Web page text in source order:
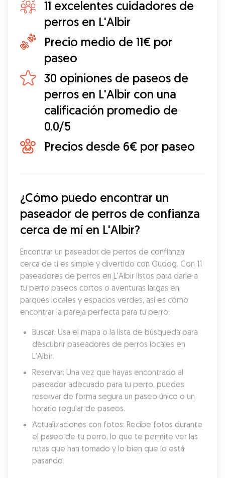
11 excelentes cuidadores de
perros en L'Albir
Precio medio de 11€ por
paseo
30 opiniones de paseos de
perros en L'Albir con una
calificación promedio de
0.0/5
Precios desde 6€ por paseo
¿Cómo puedo encontrar un
paseador de perros de confianza
cerca de mí en L'Albir?
Encontrar un paseador de perros de confianza
cerca de ti es simple y divertido con Gudog. Con 11
paseadores de perros en L'Albir listos para darle a
tu perro paseos cortos o aventuras largas en
parques locales y espacios verdes, así es cómo
encontrar la pareja perfecta para tu perro:
Buscar: Usa el mapa o la lista de búsqueda para
descubrir paseadores de perros locales en
L'Albir.
Reservar: Una vez que hayas encontrado al
paseador adecuado para tu perro, puedes
reservar de forma segura un paseo único o un
horario regular de paseos.
Actualizaciones con fotos: Recibe fotos durante
el paseo de tu perro, lo que te permite ver las
rutas que han tomado y lo bien que lo está
pasando.